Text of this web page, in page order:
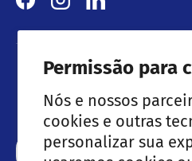
Permissão para
Nós e nossos
cookies e outras
personalizar sua
Facebook
InstagramLinkedIn
Lançamentos &
Email